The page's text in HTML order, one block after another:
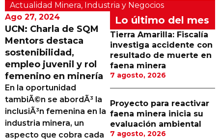
Minería Superficie
Minerí­a Subterránea
Proveedores
Canal Digital
Columnas de Opinión
Designaciones
Actualidad Minera, Industria y Negocios
Ago 27, 2024
UCN: Charla de SQM
Mentors destaca
sostenibilidad,
empleo juvenil y rol
femenino en minería
En la oportunidad
tambiÃ©n se abordÃ³ la
inclusiÃ³n femenina en la
industria minera, un
aspecto que cobra cada
Lo último del mes
Tierra Amarilla: Fiscalía
investiga accidente con
resultado de muerte en
faena minera
7 agosto, 2026
Proyecto para reactivar
faena minera inicia su
evaluación ambiental
7 agosto, 2026